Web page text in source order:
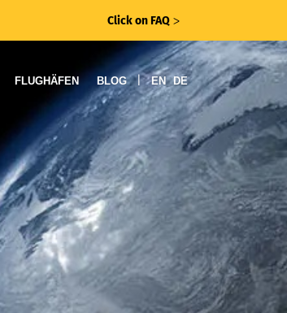
Click on FAQ ᐳ
FLUGHÄFEN BLOG | EN DE